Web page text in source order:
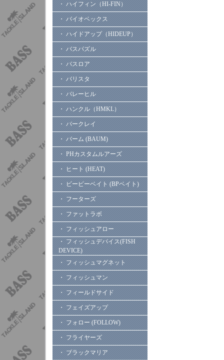
・ ハイフィン（HI-FIN）
・ バイオベックス
・ ハイドアップ（HIDEUP）
・ バスパズル
・ バスロア
・ バリスタ
・ バレーヒル
・ ハンクル（HMKL）
・ バークレイ
・ バーム (BAUM)
・ PHカスタムルアーズ
・ ヒート (HEAT)
・ ビーピーベイト (BPベイト)
・ フーターズ
・ ファットラボ
・ フィッシュアロー
・ フィッシュデバイス(FISH
DEVICE)
・ フィッシュマグネット
・ フィッシュマン
・ フィールドサイド
・ フェイズアップ
・ フォロー (FOLLOW)
・ フライヤーズ
・ ブラックマリア